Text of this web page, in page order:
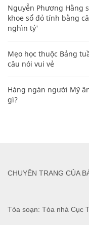
Nguyễn Phương Hằng
khoe sổ đỏ tính bằng
nghìn tỷ'
Mẹo học thuộc Bảng
câu nói vui vẻ
Hàng ngàn người Mỹ
gì?
Tòa soạn: Tòa nhà Cục
CHUYÊN TRANG CỦA